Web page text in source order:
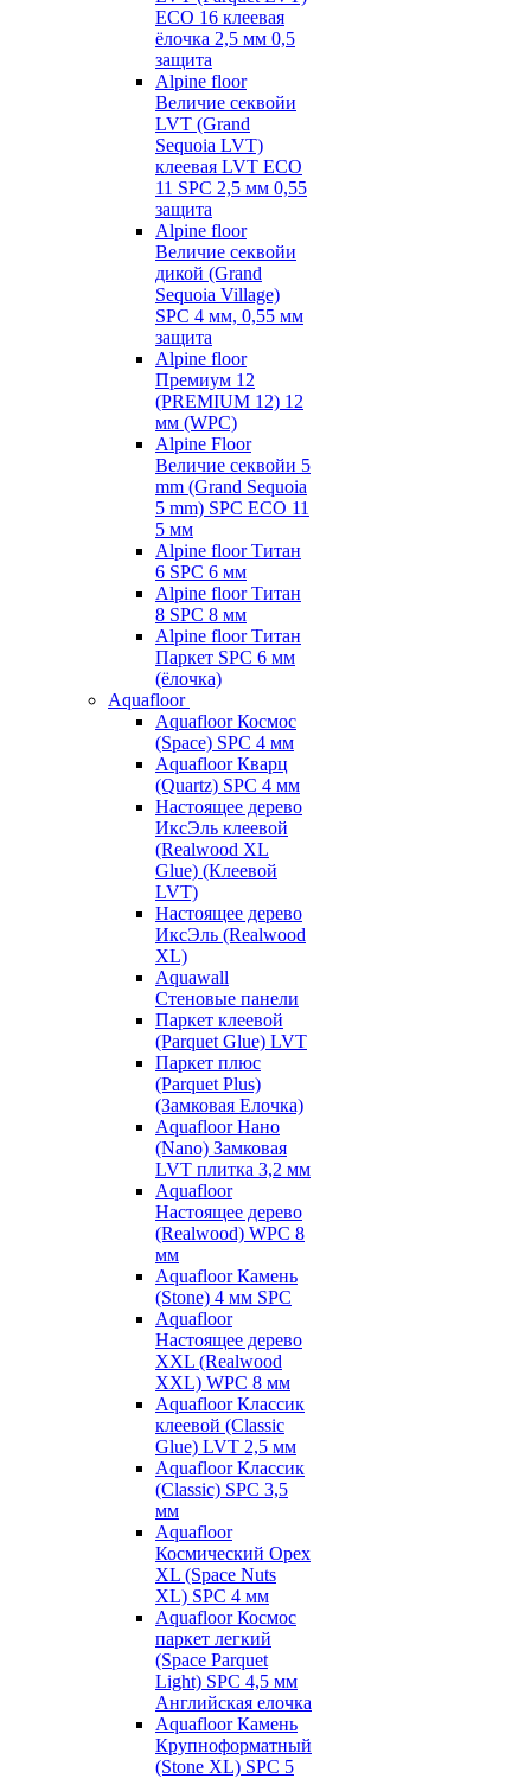
ECO 16 клеевая
ёлочка 2,5 мм 0,5
защита
Alpine floor
Величие секвойи
LVT (Grand
Sequoia LVT)
клеевая LVT ECO
11 SPC 2,5 мм 0,55
защита
Alpine floor
Величие секвойи
дикой (Grand
Sequoia Village)
SPC 4 мм, 0,55 мм
защита
Alpine floor
Премиум 12
(PREMIUM 12) 12
мм (WPC)
Alpine Floor
Величие секвойи 5
mm (Grand Sequoia
5 mm) SPC ECO 11
5 мм
Alpine floor Титан
6 SPC 6 мм
Alpine floor Титан
8 SPC 8 мм
Alpine floor Титан
Паркет SPC 6 мм
(ёлочка)
Aquafloor
Aquafloor Космос
(Space) SPC 4 мм
Aquafloor Кварц
(Quartz) SPC 4 мм
Настоящее дерево
ИксЭль клеевой
(Realwood XL
Glue) (Клеевой
LVT)
Настоящее дерево
ИксЭль (Realwood
XL)
Aquawall
Стеновые панели
Паркет клеевой
(Parquet Glue) LVT
Паркет плюс
(Parquet Plus)
(Замковая Елочка)
Aquafloor Нано
(Nano) Замковая
LVT плитка 3,2 мм
Aquafloor
Настоящее дерево
(Realwood) WPC 8
мм
Aquafloor Камень
(Stone) 4 мм SPC
Aquafloor
Настоящее дерево
XXL (Realwood
XXL) WPC 8 мм
Aquafloor Классик
клеевой (Classic
Glue) LVT 2,5 мм
Aquafloor Классик
(Classic) SPC 3,5
мм
Aquafloor
Космический Орех
XL (Space Nuts
XL) SPC 4 мм
Aquafloor Космос
паркет легкий
(Space Parquet
Light) SPC 4,5 мм
Английская елочка
Aquafloor Камень
Крупноформатный
(Stone XL) SPC 5